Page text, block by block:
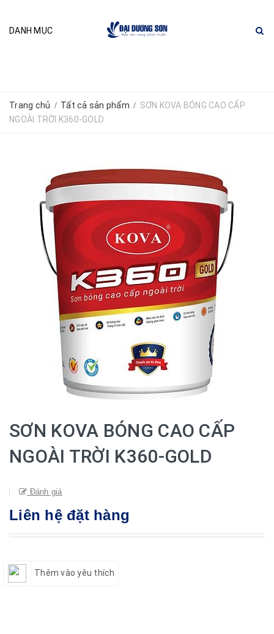
DANH MỤC
Trang chủ / Tất cả sản phẩm / SƠN KOVA BÓNG CAO CẤP
NGOÀI TRỜI K360-GOLD
SƠN KOVA BÓNG CAO CẤP
NGOÀI TRỜI K360-GOLD
Đánh giá
Liên hệ đặt hàng
Thêm vào yêu thích